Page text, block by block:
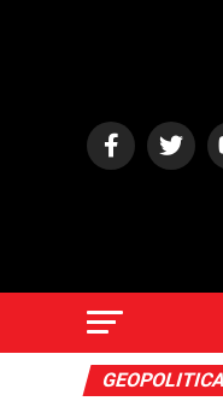
GEOPOLITICA